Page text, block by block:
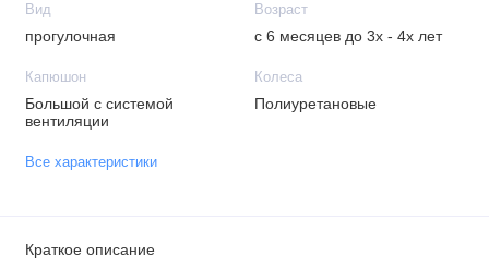
Вид
прогулочная
Возраст
с 6 месяцев до 3х - 4х лет
Капюшон
Большой с системой
вентиляции
Колеса
Полиуретановые
Все характеристики
Краткое описание